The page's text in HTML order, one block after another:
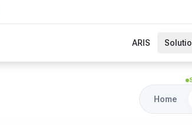
ARIS
Home